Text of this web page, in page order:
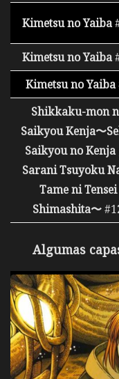
Kimetsu no Yaiba
Kimetsu no Yaiba
Kimetsu no Yaiba
Shikkaku-mon
Saikyou Kenja〜
Saikyou no Kenja
Sarani Tsuyoku
Tame ni Tensei
Shimashita〜
Algumas